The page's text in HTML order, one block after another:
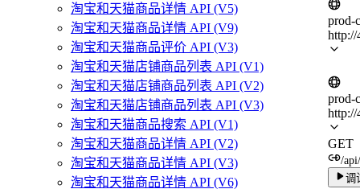
淘宝和天猫商品详情 API (V5)
淘宝和天猫商品详情 API (V9)
淘宝和天猫商品评价 API (V3)
淘宝和天猫店铺商品列表 API (V1)
淘宝和天猫店铺商品列表 API (V2)
淘宝和天猫店铺商品列表 API (V3)
淘宝和天猫商品搜索 API (V1)
淘宝和天猫商品详情 API (V2)
淘宝和天猫商品详情 API (V3)
淘宝和天猫商品详情 API (V6)
prod-
http://
prod-
http://
GET
/
调